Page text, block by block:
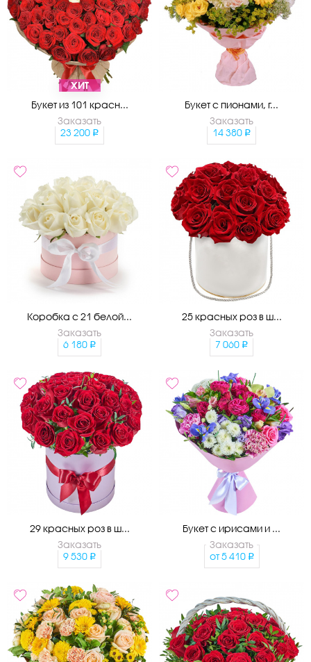
ХИТ
Букет из 101 красн...
Заказать
23 200
Букет с пионами, г...
Заказать
14 380
Коробка с 21 белой...
Заказать
6 180
25 красных роз в ш...
Заказать
7 060
29 красных роз в ш...
Заказать
9 530
Букет с ирисами и ...
Заказать
от 5 410